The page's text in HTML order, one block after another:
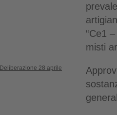
“Ce1
misti
28 aprile